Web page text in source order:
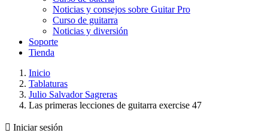
Noticias y consejos sobre Guitar Pro
Curso de guitarra
Noticias y diversión
Soporte
Tienda
Inicio
Tablaturas
Julio Salvador Sagreras
Las primeras lecciones de guitarra exercise 47
 Iniciar sesión